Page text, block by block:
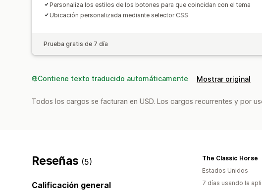
Personaliza los estilos de los botones para que coincidan con el tema
Ubicación personalizada mediante selector CSS
Prueba gratis de 7 día
Contiene texto traducido automáticamente Mostrar original
Todos los cargos se facturan en USD. Los cargos recurrentes y por
Reseñas (5)
Calificación general
The Classic Horse
Estados Unidos
7 días usando la